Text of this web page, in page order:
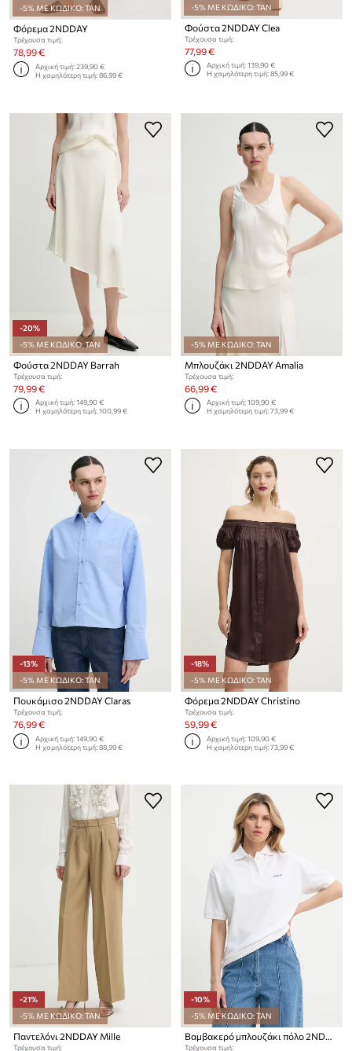
-5% ΜΕ ΚΩΔΙΚΟ: TAN
Φόρεμα 2NDDAY
Τρέχουσα τιμή:
78,99 €
Αρχική τιμή:239,90 €
Η χαμηλότερη τιμή:86,99 €
-5% ΜΕ ΚΩΔΙΚΟ: TAN
Φούστα 2NDDAY Clea
Τρέχουσα τιμή:
77,99 €
Αρχική τιμή:139,90 €
Η χαμηλότερη τιμή:85,99 €
-20%
-5% ΜΕ ΚΩΔΙΚΟ: TAN
Φούστα 2NDDAY Barrah
Τρέχουσα τιμή:
79,99 €
Αρχική τιμή:149,90 €
Η χαμηλότερη τιμή:100,99 €
-5% ΜΕ ΚΩΔΙΚΟ: TAN
Μπλουζάκι 2NDDAY Amalia
Τρέχουσα τιμή:
66,99 €
Αρχική τιμή:109,90 €
Η χαμηλότερη τιμή:73,99 €
-13%
-5% ΜΕ ΚΩΔΙΚΟ: TAN
Πουκάμισο 2NDDAY Claras
Τρέχουσα τιμή:
76,99 €
Αρχική τιμή:149,90 €
Η χαμηλότερη τιμή:88,99 €
-18%
-5% ΜΕ ΚΩΔΙΚΟ: TAN
Φόρεμα 2NDDAY Christino
Τρέχουσα τιμή:
59,99 €
Αρχική τιμή:109,90 €
Η χαμηλότερη τιμή:73,99 €
-21%
-5% ΜΕ ΚΩΔΙΚΟ: TAN
Παντελόνι 2NDDAY Mille
Τρέχουσα τιμή:
-10%
-5% ΜΕ ΚΩΔΙΚΟ: TAN
Βαμβακερό μπλουζάκι πόλο 2NDDAY Aralena
Τρέχουσα τιμή: